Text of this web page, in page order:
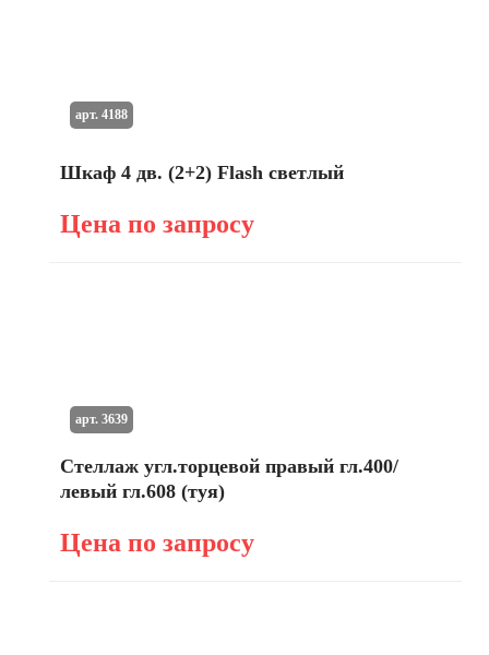
Шкаф 4 дв. (2+2) Flash светлый
Цена по запросу
арт. 4188
Стеллаж угл.торцевой правый гл.400/
левый гл.608 (туя)
Цена по запросу
арт. 3639